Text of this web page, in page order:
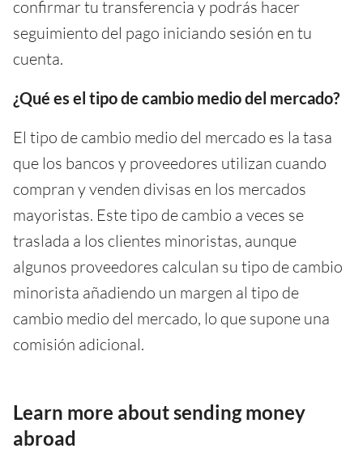
confirmar tu transferencia y podrás hacer
seguimiento del pago iniciando sesión en tu
cuenta.
¿Qué es el tipo de cambio medio del mercado?
El tipo de cambio medio del mercado es la tasa
que los bancos y proveedores utilizan cuando
compran y venden divisas en los mercados
mayoristas. Este tipo de cambio a veces se
traslada a los clientes minoristas, aunque
algunos proveedores calculan su tipo de cambio
minorista añadiendo un margen al tipo de
cambio medio del mercado, lo que supone una
comisión adicional.
Learn more about sending money
abroad